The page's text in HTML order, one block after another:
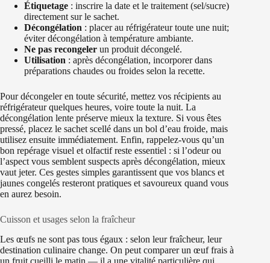
Étiquetage : inscrire la date et le traitement (sel/sucre)
directement sur le sachet.
Décongélation : placer au réfrigérateur toute une nuit;
éviter décongélation à température ambiante.
Ne pas recongeler un produit décongelé.
Utilisation : après décongélation, incorporer dans
préparations chaudes ou froides selon la recette.
Pour décongeler en toute sécurité, mettez vos récipients au
réfrigérateur quelques heures, voire toute la nuit. La
décongélation lente préserve mieux la texture. Si vous êtes
pressé, placez le sachet scellé dans un bol d’eau froide, mais
utilisez ensuite immédiatement. Enfin, rappelez-vous qu’un
bon repérage visuel et olfactif reste essentiel : si l’odeur ou
l’aspect vous semblent suspects après décongélation, mieux
vaut jeter. Ces gestes simples garantissent que vos blancs et
jaunes congelés resteront pratiques et savoureux quand vous
en aurez besoin.
Cuisson et usages selon la fraîcheur
Les œufs ne sont pas tous égaux : selon leur fraîcheur, leur
destination culinaire change. On peut comparer un œuf frais à
un fruit cueilli le matin — il a une vitalité particulière qui